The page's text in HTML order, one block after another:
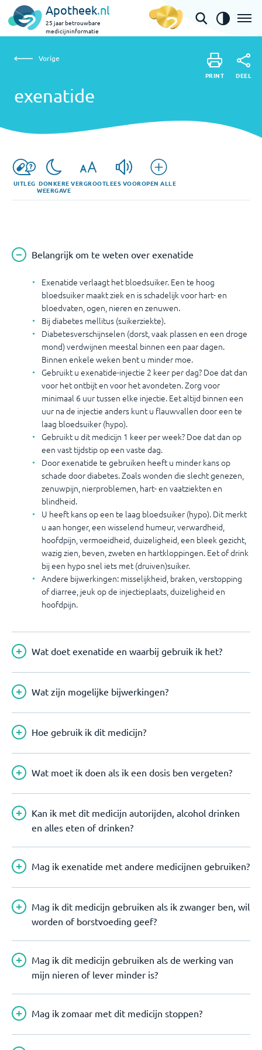
Apotheek.nl
25 jaar betrouwbare
medicijninformatie
exenatide
Vorige
exenatide
PRINT DEEL
UITLEG DONKERE
WEERGAVE
VERGROOTLEES VOOROPEN ALLE
Belangrijk om te weten over exenatide
Exenatide verlaagt het bloedsuiker. Een te hoog
bloedsuiker maakt ziek en is schadelijk voor hart- en
bloedvaten, ogen, nieren en zenuwen.
Bij diabetes mellitus (suikerziekte).
Diabetesverschijnselen (dorst, vaak plassen en een droge
mond) verdwijnen meestal binnen een paar dagen.
Binnen enkele weken bent u minder moe.
Gebruikt u exenatide-injectie 2 keer per dag? Doe dat dan
voor het ontbijt en voor het avondeten. Zorg voor
minimaal 6 uur tussen elke injectie. Eet altijd binnen een
uur na de injectie anders kunt u flauwvallen door een te
laag bloedsuiker (hypo).
Gebruikt u dit medicijn 1 keer per week? Doe dat dan op
een vast tijdstip op een vaste dag.
Door exenatide te gebruiken heeft u minder kans op
schade door diabetes. Zoals wonden die slecht genezen,
zenuwpijn, nierproblemen, hart- en vaatziekten en
blindheid.
U heeft kans op een te laag bloedsuiker (hypo). Dit merkt
u aan honger, een wisselend humeur, verwardheid,
hoofdpijn, vermoeidheid, duizeligheid, een bleek gezicht,
wazig zien, beven, zweten en hartkloppingen. Eet of drink
bij een hypo snel iets met (druiven)suiker.
Andere bijwerkingen: misselijkheid, braken, verstopping
of diarree, jeuk op de injectieplaats, duizeligheid en
hoofdpijn.
Wat doet exenatide en waarbij gebruik ik het?
Wat zijn mogelijke bijwerkingen?
Hoe gebruik ik dit medicijn?
Wat moet ik doen als ik een dosis ben vergeten?
Kan ik met dit medicijn autorijden, alcohol drinken
en alles eten of drinken?
Mag ik exenatide met andere medicijnen gebruiken?
Mag ik dit medicijn gebruiken als ik zwanger ben, wil
worden of borstvoeding geef?
Mag ik dit medicijn gebruiken als de werking van
mijn nieren of lever minder is?
Mag ik zomaar met dit medicijn stoppen?